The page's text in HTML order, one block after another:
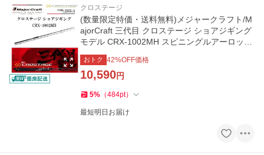
クロステージ
(数量限定特価・送料無料)メジャークラフト/M
ajorCraft 三代目 クロステージ ショアジギング
モデル CRX-1002MH スピニングルアーロッド
青物・太刀魚・シーバス
おトク 42%OFF価格
10,590円
5% （484pt）
最短明日お届け